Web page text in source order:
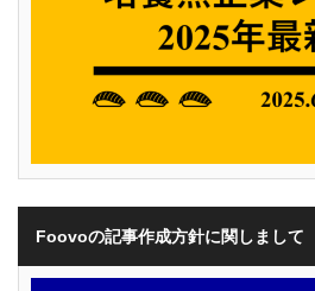
Foovoの記事作成方針に関しまして